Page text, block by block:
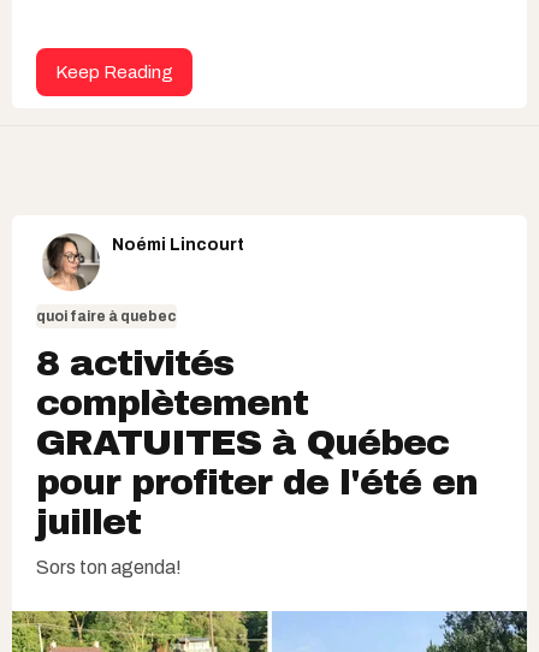
Keep Reading
Noémi Lincourt
quoi faire à quebec
8 activités
complètement
GRATUITES à Québec
pour profiter de l'été en
juillet
Sors ton agenda!